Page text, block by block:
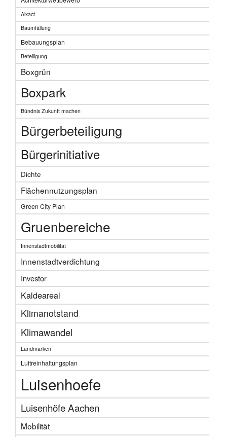
Aixact
Baumfällung
Bebauungsplan
Beteiligung
Boxgrün
Boxpark
Bündnis Zukunft machen
Bürgerbeteiligung
Bürgerinitiative
Dichte
Flächennutzungsplan
Green City Plan
Gruenbereiche
Innenstadtmobilität
Innenstadtverdichtung
Investor
Kaldeareal
Klimanotstand
Klimawandel
Landmarken
Luftreinhaltungsplan
Luisenhoefe
Luisenhöfe Aachen
Mobilität